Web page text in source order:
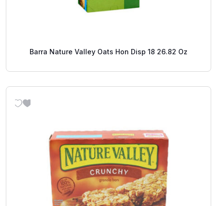
Barra Nature Valley Oats Hon Disp 18 26.82 Oz